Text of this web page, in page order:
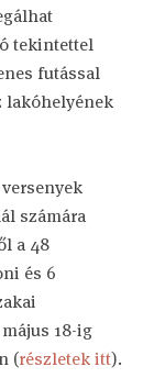
tekintettel
futással
lakóhelyének
számára
a 48
és 6
18-ig
(részletek itt).